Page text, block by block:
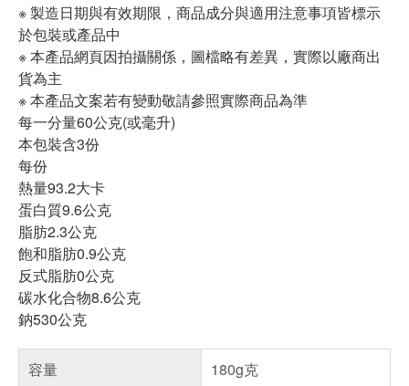
※ 製造日期與有效期限，商品成分與適用注意事項皆標示
於包裝或產品中
※ 本產品網頁因拍攝關係，圖檔略有差異，實際以廠商出
貨為主
※ 本產品文案若有變動敬請參照實際商品為準
每一分量60公克(或毫升)
本包裝含3份
每份
熱量93.2大卡
蛋白質9.6公克
脂肪2.3公克
飽和脂肪0.9公克
反式脂肪0公克
碳水化合物8.6公克
鈉530公克
容量
180g克